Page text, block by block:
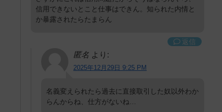
信用できないとこと仕事はできん。知られた内情と
か暴露されたらたまらん
返信
匿名 より:
2025年12月29日 9:25 PM
名義変えられたら過去に直接取引した奴以外わか
らんからね、仕方がないね…